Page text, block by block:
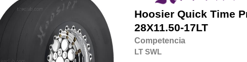
Hoosier Quick Time
28X11.50-17LT
Competencia
LT SWL